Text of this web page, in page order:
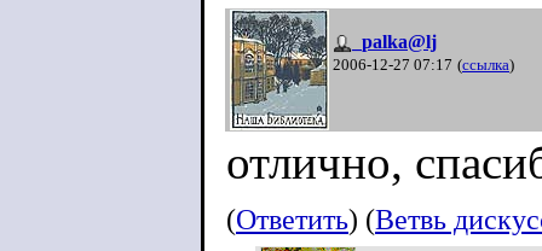
_palka@lj
2006-12-27 07:17 (ссылка)
отлично,
(Ответить) (Ветвь